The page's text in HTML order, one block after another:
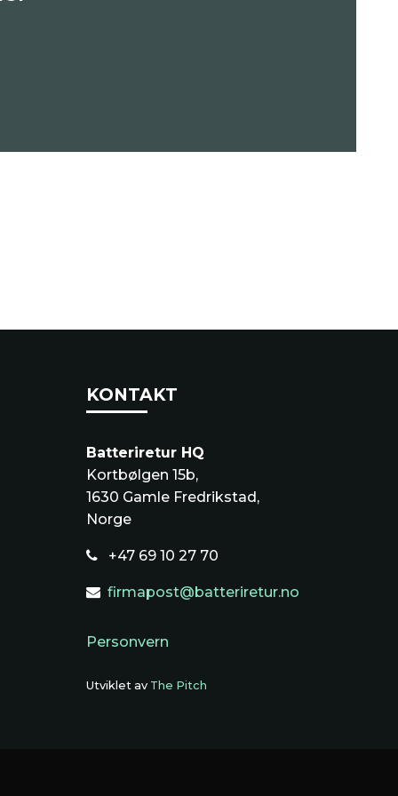
KONTAKT
Batteriretur HQ
Kortbølgen 15b,
1630 Gamle Fredrikstad,
Norge
+47 69 10 27 70
firmapost@batteriretur.no
Personvern
Utviklet av The Pitch